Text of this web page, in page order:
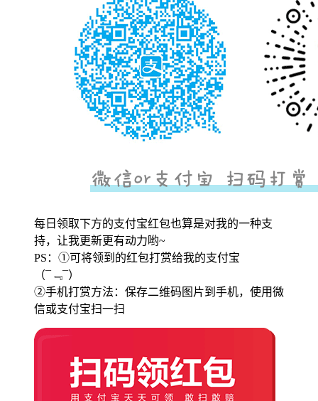
每日领取下方的支付宝红包也算是对我的一种支
持，让我更新更有动力哟~
PS：①可将领到的红包打赏给我的支付宝
（¯﹃¯）
②手机打赏方法：保存二维码图片到手机，使用微
信或支付宝扫一扫